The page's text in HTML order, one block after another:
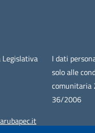
Legislativa
I dati
solo alle
comunitaria
36/2006